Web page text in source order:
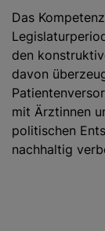
Das
den
davon
mit Ärztinnen
politischen
nachhaltig